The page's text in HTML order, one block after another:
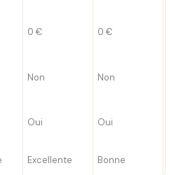
0 € 0 €
Non Non
Oui Oui
Excellente Bonne